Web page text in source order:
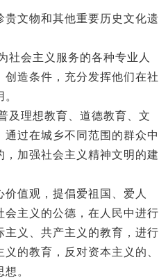
文物和其他重要历史文化遗
会主义服务的各种专业人
创造条件，充分发挥他们在社
理想教育、道德教育、文
过在城乡不同范围的群众中
加强社会主义精神文明的建
值观，提倡爱祖国、爱人
会主义的公德，在人民中进行
主义、共产主义的教育，进行
的教育，反对资本主义的、
。